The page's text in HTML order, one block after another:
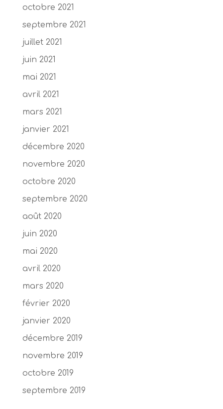
octobre 2021
septembre 2021
juillet 2021
juin 2021
mai 2021
avril 2021
mars 2021
janvier 2021
décembre 2020
novembre 2020
octobre 2020
septembre 2020
août 2020
juin 2020
mai 2020
avril 2020
mars 2020
février 2020
janvier 2020
décembre 2019
novembre 2019
octobre 2019
septembre 2019